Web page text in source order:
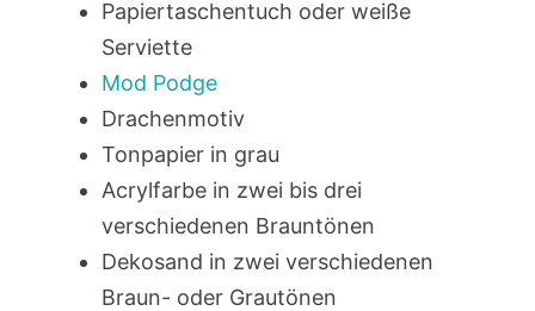
Papiertaschentuch oder weiße
Serviette
Mod Podge
Drachenmotiv
Tonpapier in grau
Acrylfarbe in zwei bis drei
verschiedenen Brauntönen
Dekosand in zwei verschiedenen
Braun- oder Grautönen